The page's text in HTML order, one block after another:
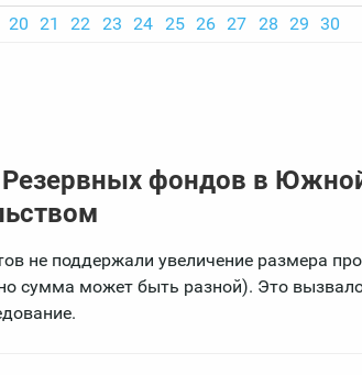
20 21 22 23 24 25 26 27 28 29 30
Резервных фондов в
не поддержали увеличение размера
сумма может быть разной). Это